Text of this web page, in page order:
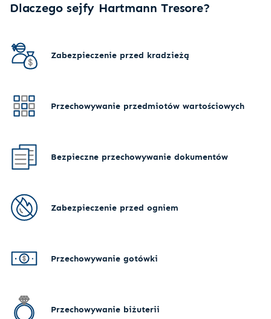
Dlaczego sejfy Hartmann Tresore?
Zabezpieczenie przed kradzieżą
Przechowywanie przedmiotów wartościowych
Bezpieczne przechowywanie dokumentów
Zabezpieczenie przed ogniem
Przechowywanie gotówki
Przechowywanie biżuterii